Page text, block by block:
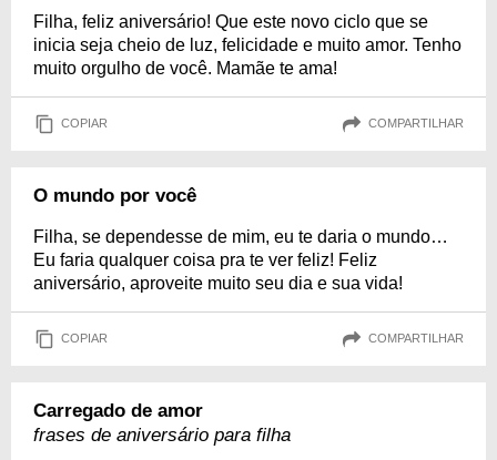
Filha, feliz aniversário! Que este novo ciclo que se
inicia seja cheio de luz, felicidade e muito amor. Tenho
muito orgulho de você. Mamãe te ama!
COPIAR COMPARTILHAR
O mundo por você
Filha, se dependesse de mim, eu te daria o mundo…
Eu faria qualquer coisa pra te ver feliz! Feliz
aniversário, aproveite muito seu dia e sua vida!
COPIAR COMPARTILHAR
Carregado de amor
frases de aniversário para filha